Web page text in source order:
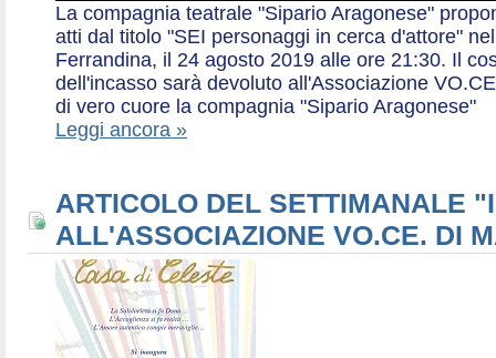
La compagnia teatrale "Sipario Aragonese"
atti dal titolo "SEI personaggi in cerca d'attore"
Ferrandina, il 24 agosto 2019 alle ore 21:30. Il
dell'incasso sarà devoluto all'Associazione
di vero cuore la compagnia "Sipario Aragonese"
Leggi ancora »
ARTICOLO DEL SETTIMANALE
ALL'ASSOCIAZIONE VO.CE. DI